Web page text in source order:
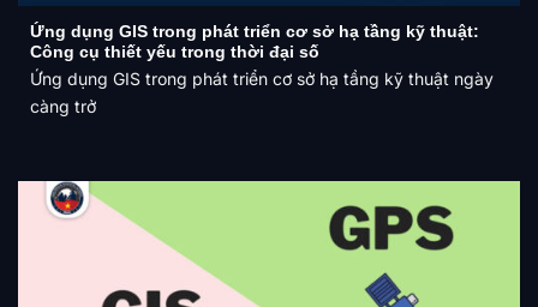
Ứng dụng GIS trong phát triển cơ sở hạ tầng kỹ thuật:
Công cụ thiết yếu trong thời đại số
Ứng dụng GIS trong phát triển cơ sở hạ tầng kỹ thuật ngày
càng trở